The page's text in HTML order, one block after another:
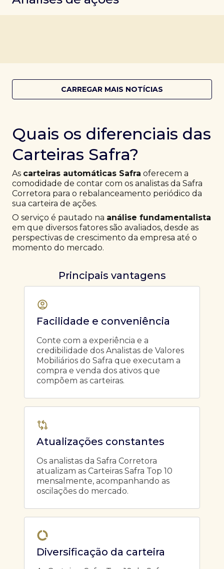
CARREGAR MAIS NOTÍCIAS
Quais os diferenciais das
Carteiras Safra?
As carteiras automáticas Safra oferecem a
comodidade de contar com os analistas da Safra
Corretora para o rebalanceamento periódico da
sua carteira de ações.
O serviço é pautado na análise fundamentalista
em que diversos fatores são avaliados, desde as
perspectivas de crescimento da empresa até o
momento do mercado.
Principais vantagens
Facilidade e conveniência
Conte com a experiência e a
credibilidade dos Analistas de Valores
Mobiliários do Safra que executam a
compra e venda dos ativos que
compõem as carteiras.
Atualizações constantes
Os analistas da Safra Corretora
atualizam as Carteiras Safra Top 10
mensalmente, acompanhando as
oscilações do mercado.
Diversificação da carteira